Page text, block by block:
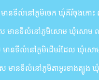
មានទីលំនៅភូមិចេក ឃុំគិរីចុងក
មានទីលំនៅភូមិសោម ឃុំសោម ឈរ
ានទីលំនៅភូមិដើមរំដែល ឃុំសោម
មានទីលំនៅភូមិតាអូរខាងត្បូង ឃុំ